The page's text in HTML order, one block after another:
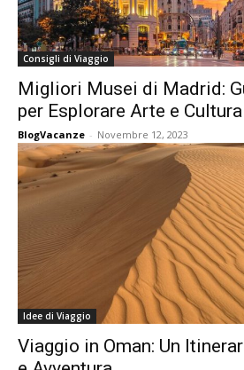
Consigli di Viaggio
Migliori Musei di Madrid:
per Esplorare Arte e Cultura
BlogVacanze - Novembre 12, 2023
Idee di Viaggio
Viaggio in Oman: Un